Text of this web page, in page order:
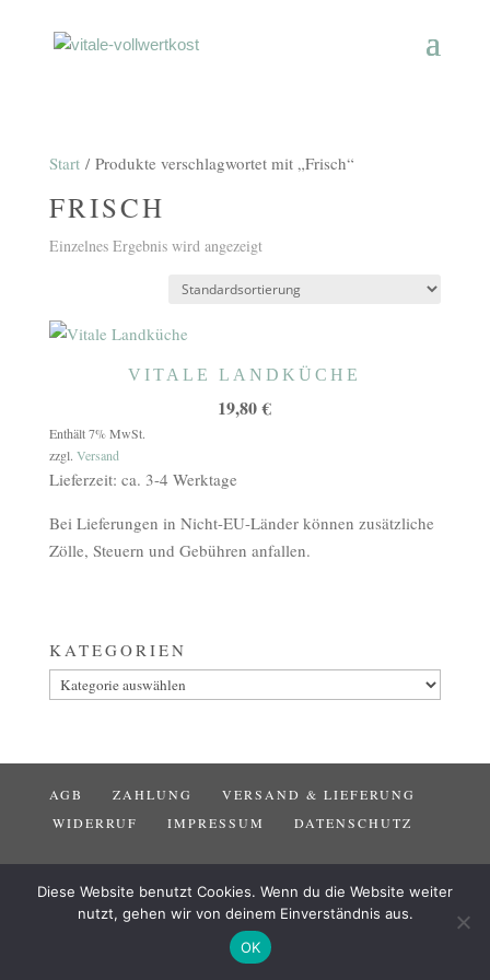
Start/ Produkte verschlagwortet mit „Frisch“
FRISCH
Einzelnes Ergebnis wird angezeigt
VITALE LANDKÜCHE
19,80€
Enthält 7% MwSt.
zzgl. Versand
Lieferzeit: ca. 3-4 Werktage
Bei Lieferungen in Nicht-EU-Länder können zusätzliche
Zölle, Steuern und Gebühren anfallen.
KATEGORIEN
Kategorien
AGB ZAHLUNG
VERSAND & LIEFERUNG
WIDERRUF
IMPRESSUM DATENSCHUTZ
Diese Website benutzt Cookies. Wenn du die Website weiter
nutzt, gehen wir von deinem Einverständnis aus.
OK